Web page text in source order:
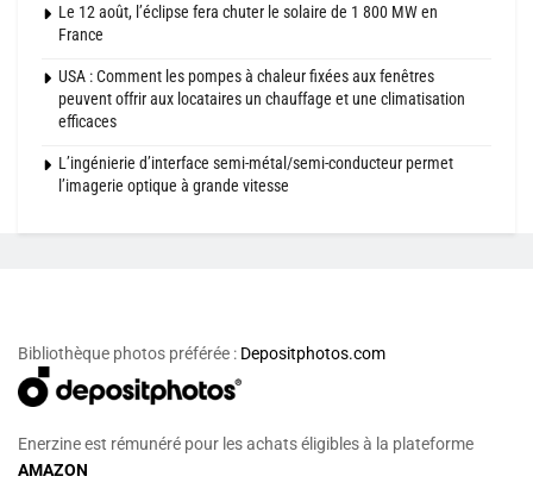
Le 12 août, l’éclipse fera chuter le solaire de 1 800 MW en
France
USA : Comment les pompes à chaleur fixées aux fenêtres
peuvent offrir aux locataires un chauffage et une climatisation
efficaces
L’ingénierie d’interface semi-métal/semi-conducteur permet
l’imagerie optique à grande vitesse
Bibliothèque photos préférée : Depositphotos.com
Enerzine est rémunéré pour les achats éligibles à la plateforme
AMAZON